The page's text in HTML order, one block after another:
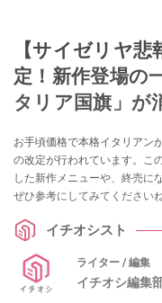
【サイゼリヤ
定！新作登場の
タリア国旗」が
お手頃価格で本格イタリアン
の改定が行われています。こ
した新作メニューや、終売に
ぜひ参考にしてみてくださいね
イチオシスト
ライター / 編集
イチオシ編集